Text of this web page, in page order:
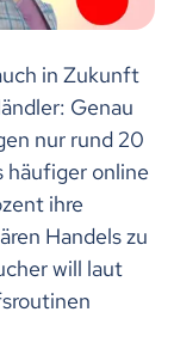
in Zukunft
Genau
nur rund 20
online
ihre
Handels zu
will laut